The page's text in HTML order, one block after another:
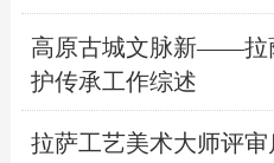
高原古城文脉新——拉
护传承工作综述
拉萨工艺美术大师评